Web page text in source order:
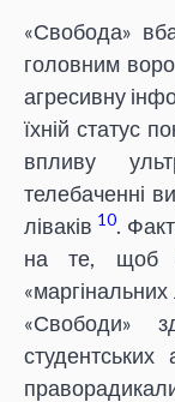
«Свобода»
головним
агресивну
їхній статус
впливу
телебаченні
ліваків 10.
на те, щоб
«Свободи»